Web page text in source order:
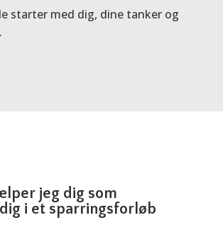
starter med dig, dine tanker og
jeg dig som
i et sparringsforløb